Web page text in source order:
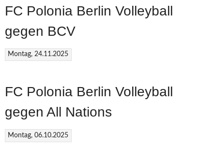
FC Polonia Berlin Volleyball
gegen BCV
Montag, 24.11.2025
FC Polonia Berlin Volleyball
gegen All Nations
Montag, 06.10.2025